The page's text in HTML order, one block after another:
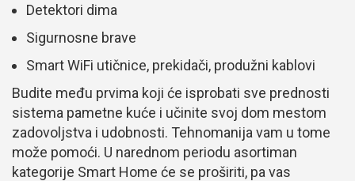
Detektori dima
Sigurnosne brave
Smart WiFi utičnice, prekidači, produžni kablovi
Budite među prvima koji će isprobati sve prednosti
sistema pametne kuće i učinite svoj dom mestom
zadovoljstva i udobnosti. Tehnomanija vam u tome
može pomoći. U narednom periodu asortiman
kategorije Smart Home će se proširiti, pa vas